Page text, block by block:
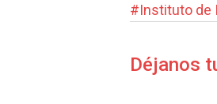
#Instituto de
Déjanos